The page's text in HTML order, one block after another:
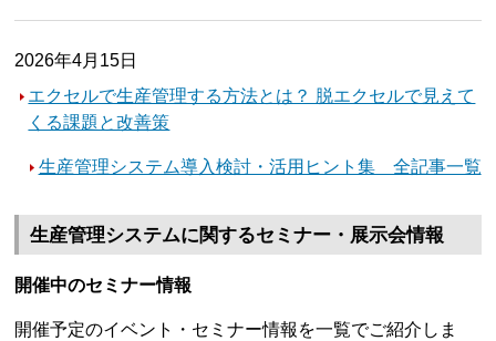
2026年4月15日
エクセルで生産管理する方法とは？ 脱エクセルで見えて
くる課題と改善策
生産管理システム導入検討・活用ヒント集 全記事一覧
生産管理システムに関するセミナー・展示会情報
開催中のセミナー情報
開催予定のイベント・セミナー情報を一覧でご紹介しま